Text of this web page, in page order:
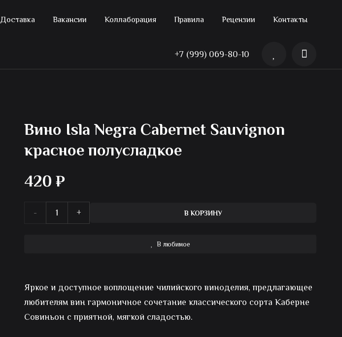
Доставка Вакансии Коллаборация Правила Рецензии Контакты
+7 (999) 069-80-10
Вино Isla Negra Cabernet Sauvignon
красное полусладкое
420 ₽
Количество
Negra
Cabernet
В КОРЗИНУ
В любимое
Яркое и доступное воплощение чилийского виноделия, предлагающее
любителям вин гармоничное сочетание классического сорта Каберне
Совиньон с приятной, мягкой сладостью.